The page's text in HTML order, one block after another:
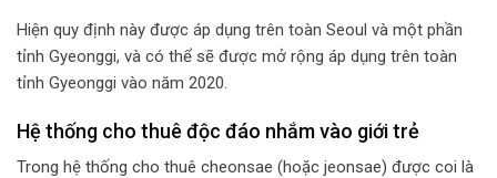
Hiện quy định này được áp dụng trên toàn Seoul và một phần
tỉnh Gyeonggi, và có thể sẽ được mở rộng áp dụng trên toàn
tỉnh Gyeonggi vào năm 2020.
Hệ thống cho thuê độc đáo nhắm vào giới trẻ
Trong hệ thống cho thuê cheonsae (hoặc jeonsae) được coi là